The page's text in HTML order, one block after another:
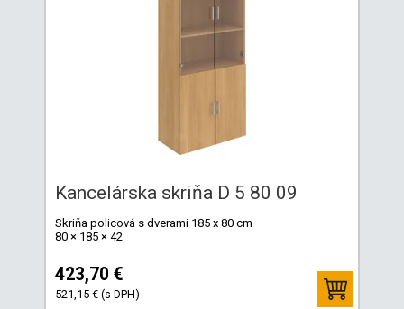
Kancelárska skriňa D 5 80 09
Skriňa policová s dverami 185 x 80 cm
80 × 185 × 42
423,70 €
521,15 € (s DPH)